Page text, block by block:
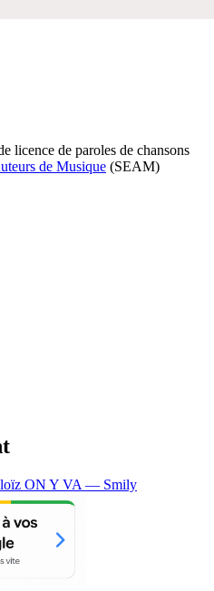
licence de paroles de chansons
de Musique (SEAM)
ON Y VA — Smily